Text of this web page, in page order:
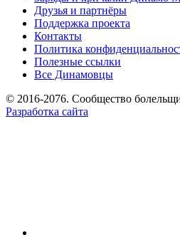
Друзья и партнёры
Поддержка проекта
Контакты
Политика
Полезные ссылки
Все Динамовцы
© 2016-2076. Сообщество
Разработка сайта